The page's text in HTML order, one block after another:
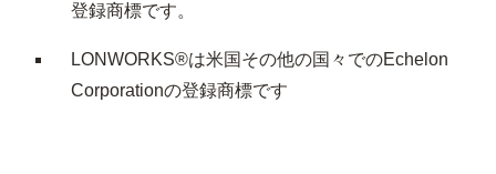
登録商標です。
LONWORKS®は米国その他の国々でのEchelon
Corporationの登録商標です